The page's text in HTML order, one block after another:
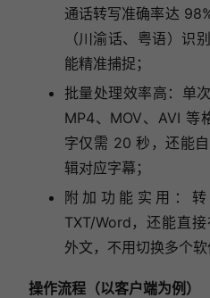
通话转写准确率达
（川渝话、粤语）识
能精准捕捉；
批量处理效率高：单
MP4、MOV、AVI 等
字仅需 20 秒，还能
辑对应字幕；
附加功能实用：
TXT/Word，还能直
外文，不用切换多个软
操作流程（以客户端为例）